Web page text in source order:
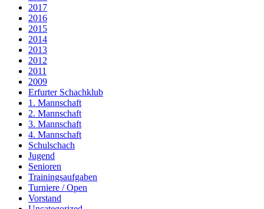
2017
2016
2015
2014
2013
2012
2011
2009
Erfurter Schachklub
1. Mannschaft
2. Mannschaft
3. Mannschaft
4. Mannschaft
Schulschach
Jugend
Senioren
Trainingsaufgaben
Turniere / Open
Vorstand